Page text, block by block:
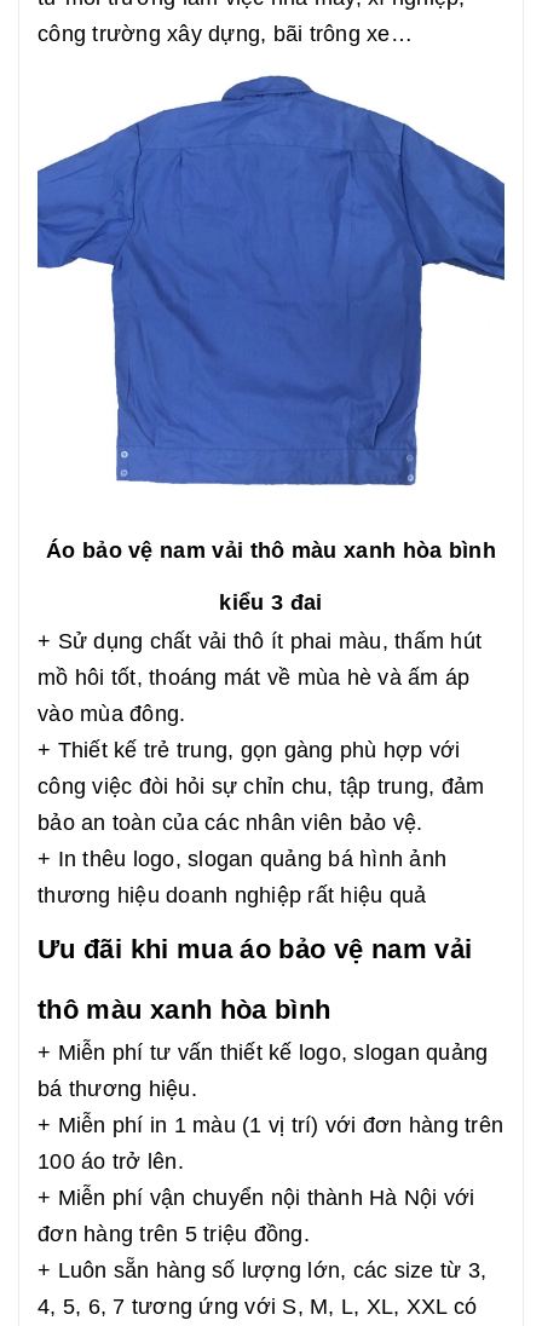
công trường xây dựng, bãi trông xe…
Áo bảo vệ nam vải thô màu xanh hòa bình
kiểu 3 đai
+ Sử dụng chất vải thô ít phai màu, thấm hút
mồ hôi tốt, thoáng mát về mùa hè và ấm áp
vào mùa đông.
+ Thiết kế trẻ trung, gọn gàng phù hợp với
công việc đòi hỏi sự chỉn chu, tập trung, đảm
bảo an toàn của các nhân viên bảo vệ.
+ In thêu logo, slogan quảng bá hình ảnh
thương hiệu doanh nghiệp rất hiệu quả
Ưu đãi khi mua áo bảo vệ nam vải
thô màu xanh hòa bình
+ Miễn phí tư vấn thiết kế logo, slogan quảng
bá thương hiệu.
+ Miễn phí in 1 màu (1 vị trí) với đơn hàng trên
100 áo trở lên.
+ Miễn phí vận chuyển nội thành Hà Nội với
đơn hàng trên 5 triệu đồng.
+ Luôn sẵn hàng số lượng lớn, các size từ 3,
4, 5, 6, 7 tương ứng với S, M, L, XL, XXL có